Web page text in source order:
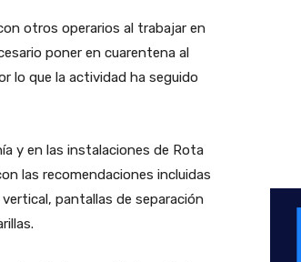
otros operarios al trabajar en
poner en cuarentena al
lo que la actividad ha seguido
y en las instalaciones de Rota
las recomendaciones incluidas
pantallas de separación